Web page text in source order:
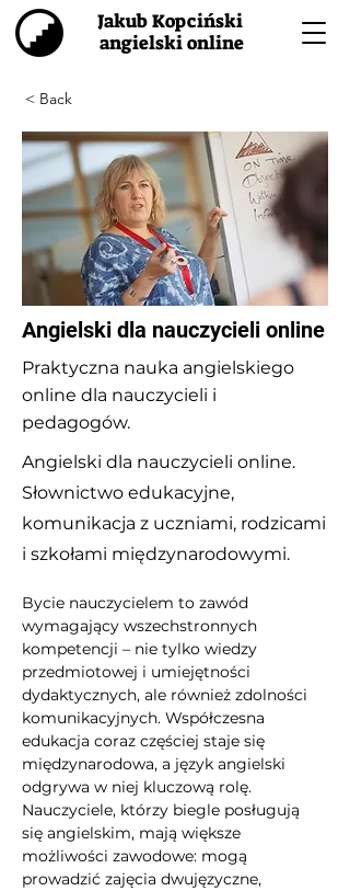
Jakub Kopciński
angielski online
< Back
Angielski dla nauczycieli online
Praktyczna nauka angielskiego
online dla nauczycieli i
pedagogów.
Angielski dla nauczycieli online.
Słownictwo edukacyjne,
komunikacja z uczniami, rodzicami
i szkołami międzynarodowymi.
Bycie nauczycielem to zawód
wymagający wszechstronnych
kompetencji – nie tylko wiedzy
przedmiotowej i umiejętności
dydaktycznych, ale również zdolności
komunikacyjnych. Współczesna
edukacja coraz częściej staje się
międzynarodowa, a język angielski
odgrywa w niej kluczową rolę.
Nauczyciele, którzy biegle posługują
się angielskim, mają większe
możliwości zawodowe: mogą
prowadzić zajęcia dwujęzyczne,